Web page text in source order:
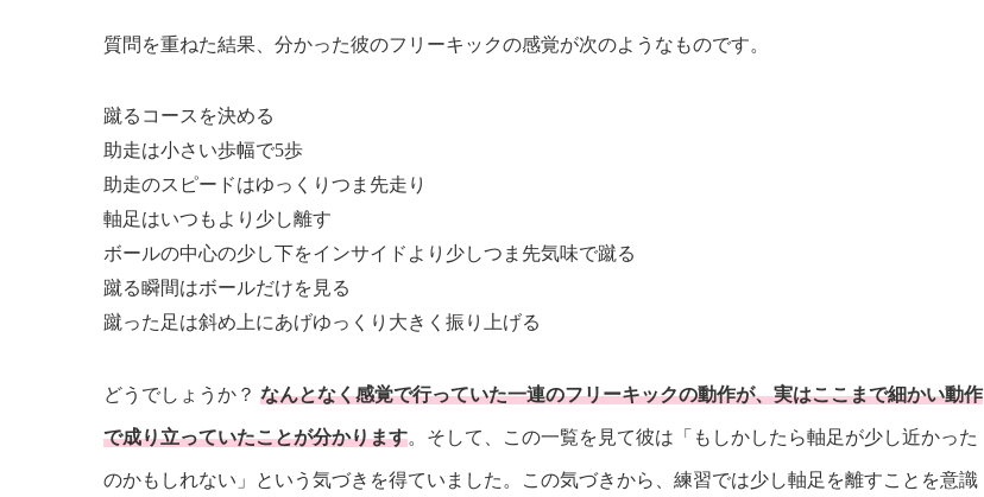
質問を重ねた結果、分かった彼のフリーキックの感覚が次のようなものです。
蹴るコースを決める
助走は小さい歩幅で5歩
助走のスピードはゆっくりつま先走り
軸足はいつもより少し離す
ボールの中心の少し下をインサイドより少しつま先気味で蹴る
蹴る瞬間はボールだけを見る
蹴った足は斜め上にあげゆっくり大きく振り上げる
どうでしょうか？ なんとなく感覚で行っていた一連のフリーキックの動作が、実はここまで細かい動作
で成り立っていたことが分かります。そして、この一覧を見て彼は「もしかしたら軸足が少し近かった
のかもしれない」という気づきを得ていました。この気づきから、練習では少し軸足を離すことを意識